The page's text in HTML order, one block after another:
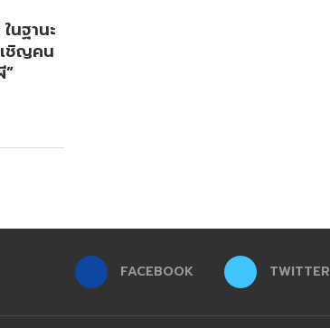
นฐานะ
ชิญคน
FACEBOOK TWITTER